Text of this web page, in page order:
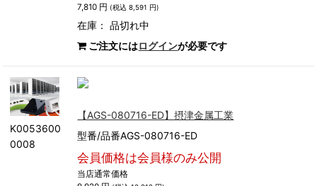
7,810 円 (税込 8,591 円)
在庫：品切れ中
ご注文にはログインが必要です
K0053600
0008
【AGS-080716-ED】摂津金属工業
型番/品番AGS-080716-ED
会員価格は会員様のみ公開
当店通常価格